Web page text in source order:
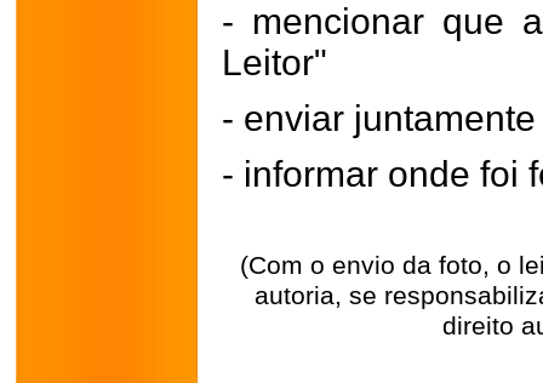
- mencionar que
Leitor"
- enviar
- informar onde foi
(Com o envio da foto, o
autoria, se
direito